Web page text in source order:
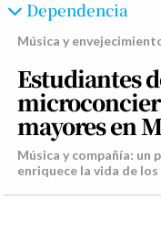
Dependencia
Música y
Estudiantes
mayores en
Música y compañía:
enriquece la vida de